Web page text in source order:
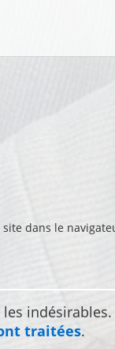
dans le
indésirables.
traitées.